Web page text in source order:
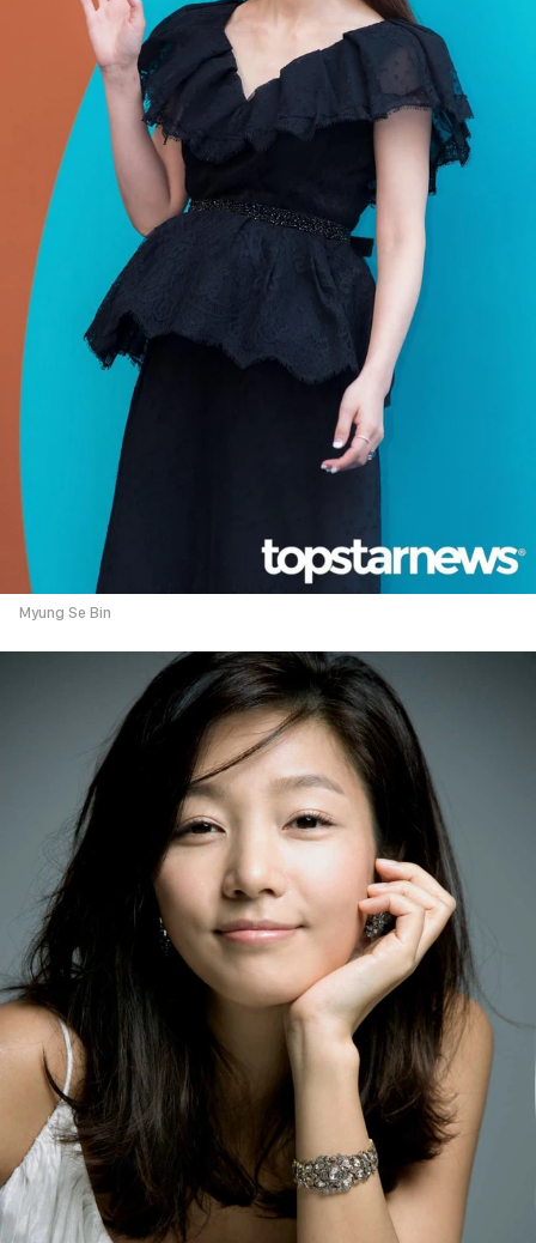
Myung Se Bin